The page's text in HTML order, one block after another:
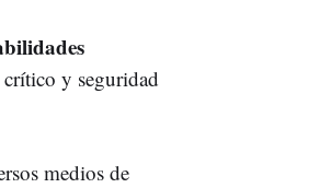
crítico y seguridad
medios de